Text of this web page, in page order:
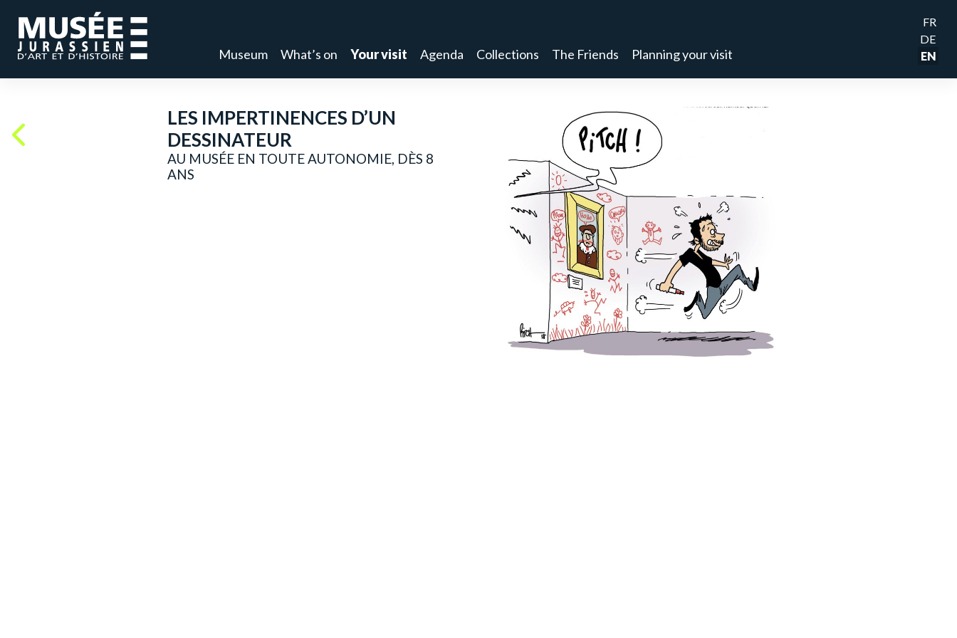
Museum What’s on Your visit Agenda Collections The Friends Planning your visit
FR
DE
EN
LES IMPERTINENCES D’UN
DESSINATEUR
AU MUSÉE EN TOUTE AUTONOMIE, DÈS 8
ANS